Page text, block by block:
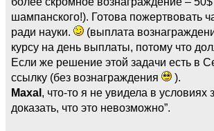
шампанского!). Готова пожертвовать
ради науки.
(выплата
курсу на день выплаты, потому что
Если же решение этой задачи есть в
ссылку (без вознаграждения
).
Maxal , что-то я не увидела в условиях
доказать, что это невозможно”.